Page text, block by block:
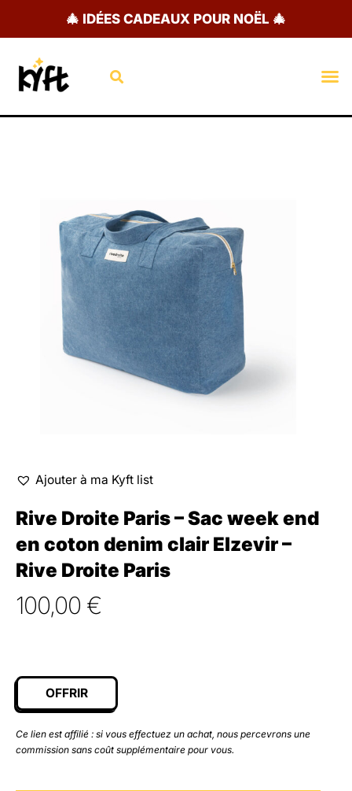
🎄 IDÉES CADEAUX POUR NOËL 🎄
Rechercher
Ajouter à ma Kyft list
Rive Droite Paris – Sac week end
en coton denim clair Elzevir –
Rive Droite Paris
100,00 €
OFFRIR
Ce lien est affilié : si vous effectuez un achat, nous percevrons une
commission sans coût supplémentaire pour vous.